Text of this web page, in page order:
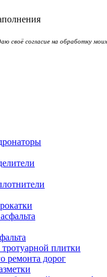
своё согласие на обработку
плитки
ремонта дорог